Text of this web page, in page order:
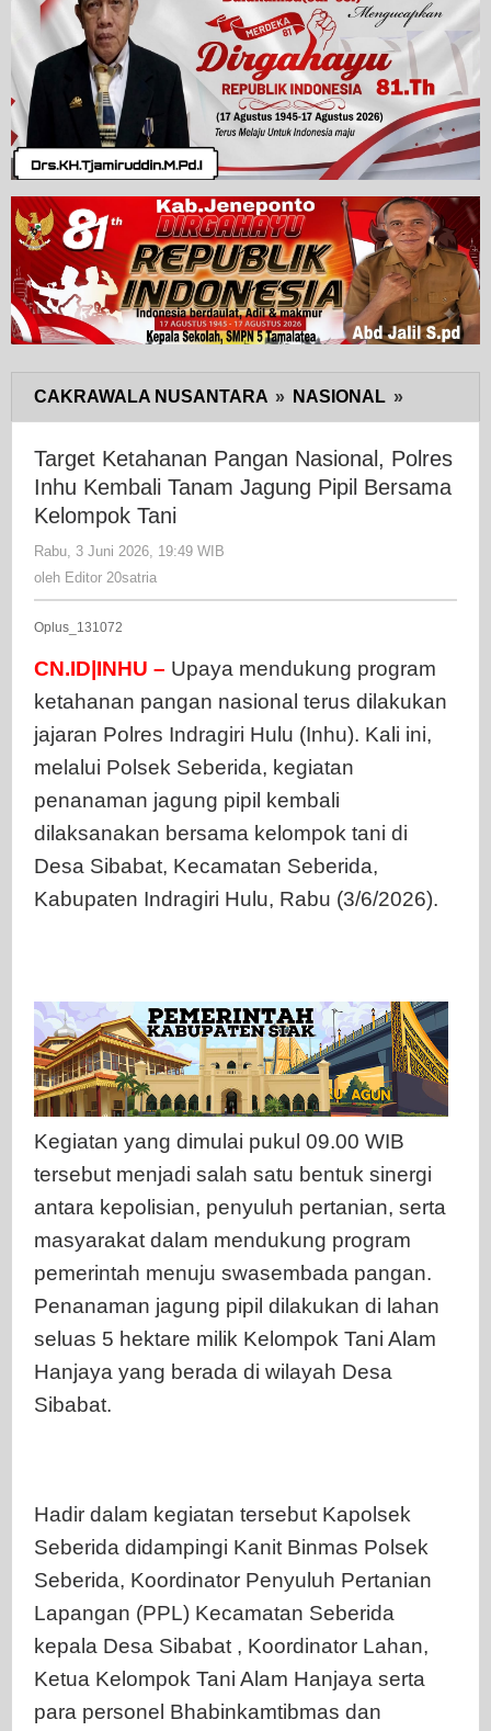
CAKRAWALA NUSANTARA » NASIONAL »
Pangan
Jagung
Tani
Target Ketahanan Pangan Nasional, Polres
Inhu Kembali Tanam Jagung Pipil Bersama
Kelompok Tani
Rabu, 3 Juni 2026, 19:49 WIB
oleh Editor 20satria
Oplus_131072
CN.ID|INHU – Upaya mendukung program
ketahanan pangan nasional terus dilakukan
jajaran Polres Indragiri Hulu (Inhu). Kali ini,
melalui Polsek Seberida, kegiatan
penanaman jagung pipil kembali
dilaksanakan bersama kelompok tani di
Desa Sibabat, Kecamatan Seberida,
Kabupaten Indragiri Hulu, Rabu (3/6/2026).
Kegiatan yang dimulai pukul 09.00 WIB
tersebut menjadi salah satu bentuk sinergi
antara kepolisian, penyuluh pertanian, serta
masyarakat dalam mendukung program
pemerintah menuju swasembada pangan.
Penanaman jagung pipil dilakukan di lahan
seluas 5 hektare milik Kelompok Tani Alam
Hanjaya yang berada di wilayah Desa
Sibabat.
Hadir dalam kegiatan tersebut Kapolsek
Seberida didampingi Kanit Binmas Polsek
Seberida, Koordinator Penyuluh Pertanian
Lapangan (PPL) Kecamatan Seberida
kepala Desa Sibabat , Koordinator Lahan,
Ketua Kelompok Tani Alam Hanjaya serta
para personel Bhabinkamtibmas dan